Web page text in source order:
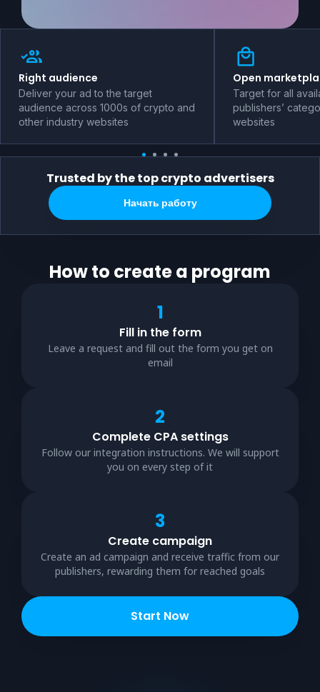
Right audience
Deliver your ad to the target
audience across 1000s of crypto and
other industry websites
Open
Target for all
publishers’
websites
Trusted by the top crypto advertisers
Начать работу
How to create a program
1
Fill in the form
Leave a request and fill out the form you get on
email
2
Complete CPA settings
Follow our integration instructions. We will support
you on every step of it
3
Create campaign
Create an ad campaign and receive traffic from our
publishers, rewarding them for reached goals
Start Now